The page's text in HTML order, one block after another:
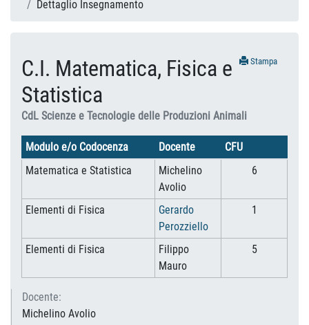
Dettaglio Insegnamento
Stampa
C.I. Matematica, Fisica e
Statistica
CdL Scienze e Tecnologie delle Produzioni Animali
Modulo e/o Codocenza Docente
CFU
Matematica e Statistica
Michelino
Avolio
6
Elementi di Fisica
Gerardo
Perozziello
1
Elementi di Fisica
Filippo
Mauro
5
Docente:
Michelino Avolio